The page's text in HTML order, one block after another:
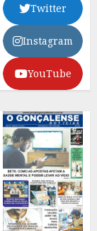
Twitter
Instagram
YouTube